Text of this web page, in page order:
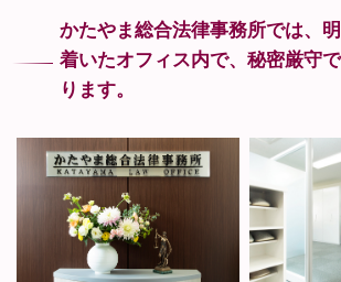
かたやま総合法律事務所では、
着いたオフィス内で、秘密厳守
ります。